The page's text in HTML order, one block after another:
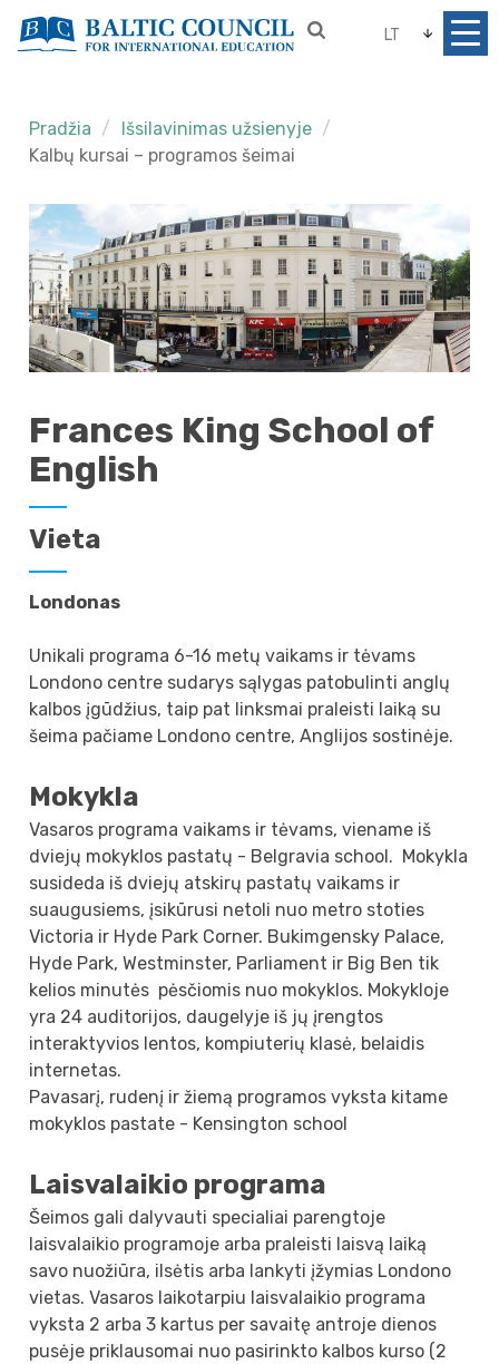
LT
Pradžia
Išsilavinimas užsienyje
Kalbų kursai – programos šeimai
Frances King School of
English
Vieta
Londonas
Unikali programa 6-16 metų vaikams ir tėvams
Londono centre sudarys sąlygas patobulinti anglų
kalbos įgūdžius, taip pat linksmai praleisti laiką su
šeima pačiame Londono centre, Anglijos sostinėje.
Mokykla
Vasaros programa vaikams ir tėvams, viename iš
dviejų mokyklos pastatų - Belgravia school. Mokykla
susideda iš dviejų atskirų pastatų vaikams ir
suaugusiems, įsikūrusi netoli nuo metro stoties
Victoria ir Hyde Park Corner. Bukimgensky Palace,
Hyde Park, Westminster, Parliament ir Big Ben tik
kelios minutės pėsčiomis nuo mokyklos. Mokykloje
yra 24 auditorijos, daugelyje iš jų įrengtos
interaktyvios lentos, kompiuterių klasė, belaidis
internetas.
Pavasarį, rudenį ir žiemą programos vyksta kitame
mokyklos pastate - Kensington school
Laisvalaikio programa
Šeimos gali dalyvauti specialiai parengtoje
laisvalaikio programoje arba praleisti laisvą laiką
savo nuožiūra, ilsėtis arba lankyti įžymias Londono
vietas. Vasaros laikotarpiu laisvalaikio programa
vyksta 2 arba 3 kartus per savaitę antroje dienos
pusėje priklausomai nuo pasirinkto kalbos kurso (2